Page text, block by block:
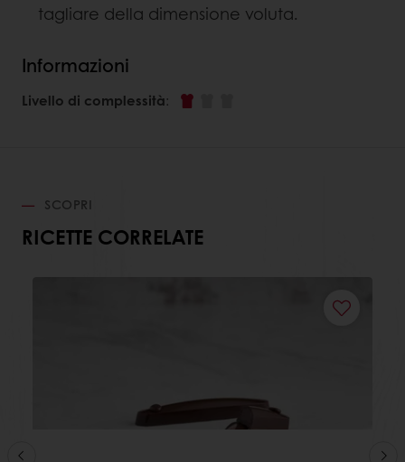
tagliare della dimensione voluta.
Informazioni
Livello di complessità:
SCOPRI
RICETTE CORRELATE